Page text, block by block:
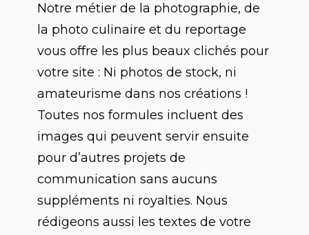
Notre métier de la photographie, de
la photo culinaire et du reportage
vous offre les plus beaux clichés pour
votre site : Ni photos de stock, ni
amateurisme dans nos créations !
Toutes nos formules incluent des
images qui peuvent servir ensuite
pour d’autres projets de
communication sans aucuns
suppléments ni royalties. Nous
rédigeons aussi les textes de votre